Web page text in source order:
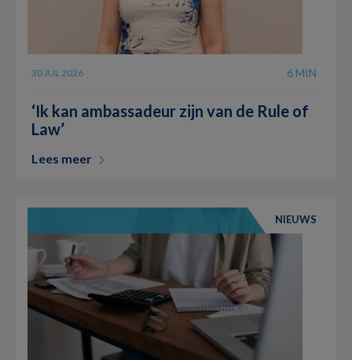
30 JUL 2026 6 MIN
‘Ik kan ambassadeur zijn van de Rule of
Law’
Lees meer
NIEUWS